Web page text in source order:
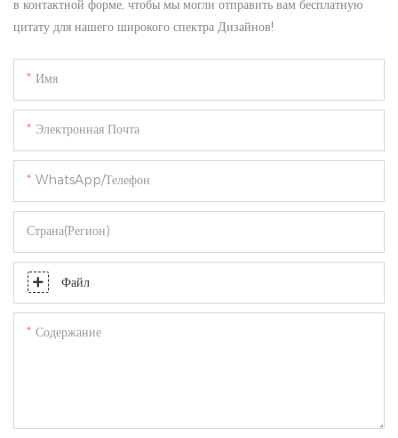
в контактной форме, чтобы мы могли отправить вам бесплатную
цитату для нашего широкого спектра Дизайнов!
Имя
Электронная Почта
WhatsApp/Телефон
Страна(регион)
Файл
Содержание